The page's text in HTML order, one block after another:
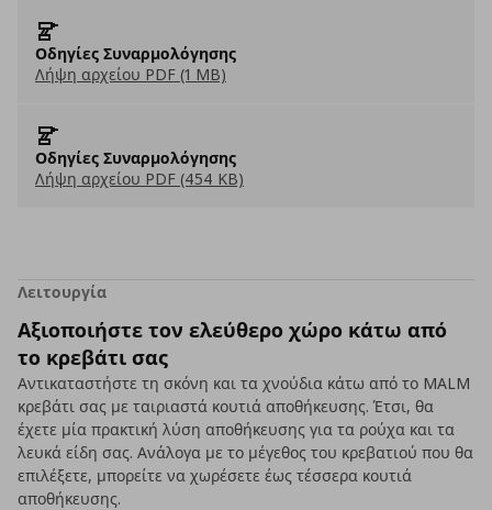
Οδηγίες Συναρμολόγησης
Λήψη αρχείου PDF (1 MB)
Οδηγίες Συναρμολόγησης
Λήψη αρχείου PDF (454 KB)
Λειτουργία
Αξιοποιήστε τον ελεύθερο χώρο κάτω από
το κρεβάτι σας
Αντικαταστήστε τη σκόνη και τα χνούδια κάτω από το MALM
κρεβάτι σας με ταιριαστά κουτιά αποθήκευσης. Έτσι, θα
έχετε μία πρακτική λύση αποθήκευσης για τα ρούχα και τα
λευκά είδη σας. Ανάλογα με το μέγεθος του κρεβατιού που θα
επιλέξετε, μπορείτε να χωρέσετε έως τέσσερα κουτιά
αποθήκευσης.